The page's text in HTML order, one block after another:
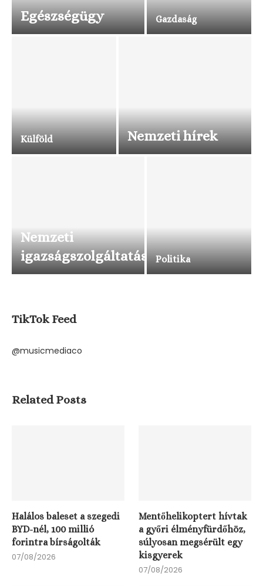
Egészségügy Gazdaság
Külföld Nemzeti hírek
Nemzeti
igazságszolgáltatás
Politika
TikTok Feed
@musicmediaco
Related Posts
Halálos baleset a szegedi
BYD-nél, 100 millió
forintra bírságolták
07/08/2026
Mentőhelikoptert hívtak
a győri élményfürdőhöz,
súlyosan megsérült egy
kisgyerek
07/08/2026